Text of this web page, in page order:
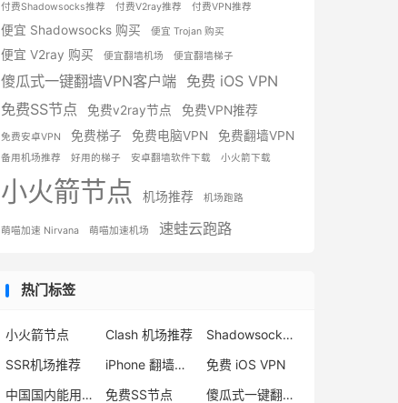
付费Shadowsocks推荐 付费V2ray推荐 付费VPN推荐
便宜 Shadowsocks 购买 便宜 Trojan 购买
便宜 V2ray 购买 便宜翻墙机场 便宜翻墙梯子
傻瓜式一键翻墙VPN客户端 免费 iOS VPN
免费SS节点
免费v2ray节点 免费VPN推荐
免费安卓VPN 免费梯子 免费电脑VPN 免费翻墙VPN
备用机场推荐 好用的梯子 安卓翻墙软件下载 小火箭下载
小火箭节点 机场推荐 机场跑路
萌喵加速 Nirvana 萌喵加速机场 速蛙云跑路
热门标签
小火箭节点 Clash 机场推荐
Shadowsocks 付费节点
SSR机场推荐
iPhone 翻墙代理软件
免费 iOS VPN
中国国内能用的翻墙VPN推荐
免费SS节点
傻瓜式一键翻墙VPN客户端